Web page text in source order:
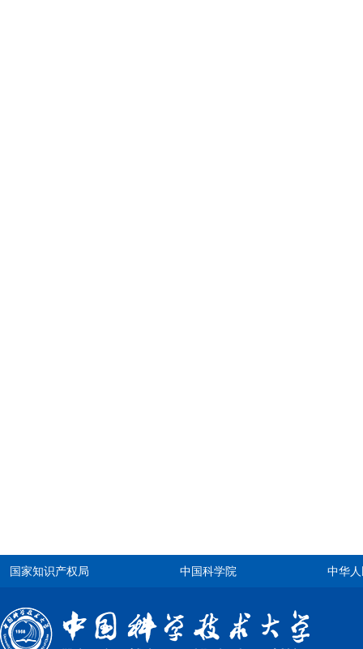
国家知识产权局 中国科学院 中华